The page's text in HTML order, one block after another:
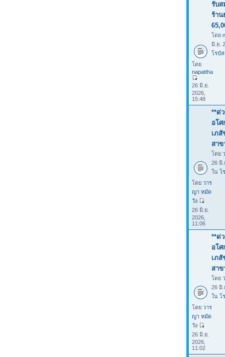
รับส
ร้าน
โดย
มิ.ย.
โรบั
โดย
napattha
26 มิ.ย.
2026,
15:48
**ด่
อโ
เภสั
สาข
โดย
26 มิ.
ใน โ
โดย วาร
ญา หมัด
วัง
26 มิ.ย.
2026,
11:06
**ด่
อโ
เภสั
สาข
โดย
26 มิ.
ใน โ
โดย วาร
ญา หมัด
วัง
26 มิ.ย.
2026,
11:02